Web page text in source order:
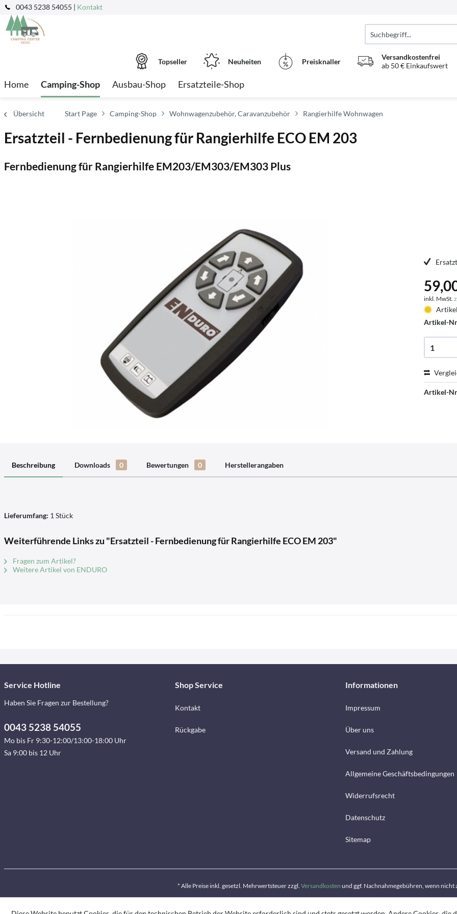
0043 5238 54055 | Kontakt
Topseller Neuheiten Preisknaller
Versandkostenfrei
ab 50 € Einkaufswert
Home Camping-Shop Ausbau-Shop Ersatzteile-Shop
Übersicht Start Page Camping-Shop Wohnwagenzubehör, Caravanzubehör Rangierhilfe Wohnwagen
Ersatzteil - Fernbedienung für Rangierhilfe ECO EM 203
Fernbedienung für Rangierhilfe EM203/EM303/EM303 Plus
inkl. MwSt.
Artikel-
Artikel-
Beschreibung Downloads 0 Bewertungen 0 Herstellerangaben
Lieferumfang: 1 Stück
Weiterführende Links zu "Ersatzteil - Fernbedienung für Rangierhilfe ECO EM 203"
Fragen zum Artikel?
Weitere Artikel von ENDURO
Service Hotline
Haben Sie Fragen zur Bestellung?
0043 5238 54055
Mo bis Fr 9:30-12:00/13:00-18:00 Uhr
Sa 9:00 bis 12 Uhr
Shop Service
Kontakt
Rückgabe
Informationen
Impressum
Über uns
Versand und Zahlung
Allgemeine Geschäftsbedingungen
Widerrufsrecht
Datenschutz
Sitemap
* Alle Preise inkl. gesetzl. Mehrwertsteuer zzgl. Versandkosten und ggf. Nachnahmegebühren, wenn nicht